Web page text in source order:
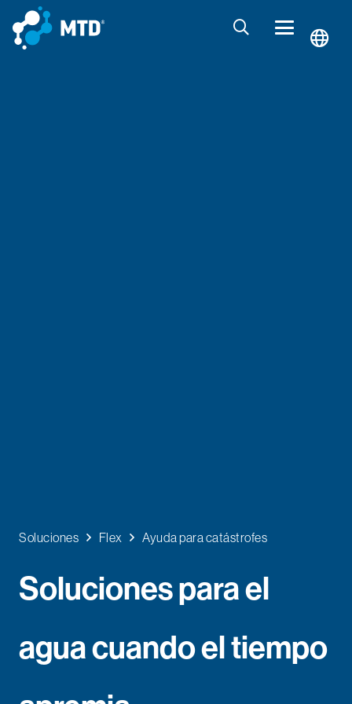
Soluciones Flex Ayuda para catástrofes
Soluciones para el
agua cuando el tiempo